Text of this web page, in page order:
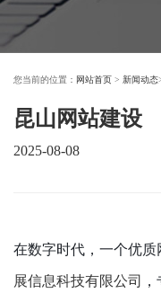
您当前的位置： 网站首页 > 新闻动态
昆山网站建设
2025-08-08
在数字时代，一个优质
展信息科技有限公司